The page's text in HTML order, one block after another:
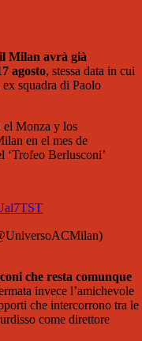
il Milan avrà già
agosto, stessa data in cui
squadra di Paolo
el Monza y los
en el mes de
‘Trofeo Berlusconi’
che resta comunque
invece l’amichevole
che intercorrono tra le
come direttore